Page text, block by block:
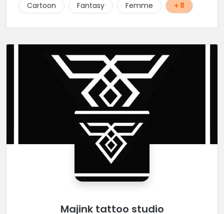
Cartoon
Fantasy Femme + 8
Majink tattoo studio